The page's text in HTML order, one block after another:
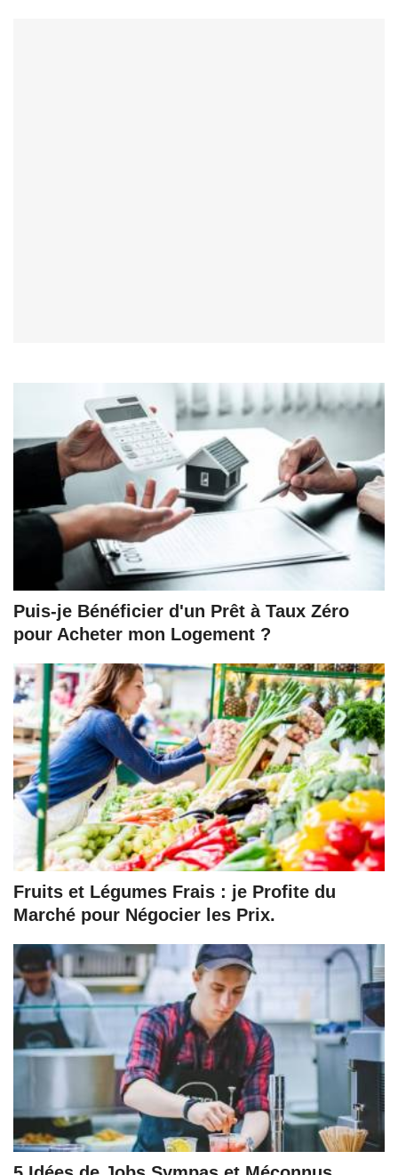
Puis-je Bénéficier d'un Prêt à Taux Zéro
pour Acheter mon Logement ?
Fruits et Légumes Frais : je Profite du
Marché pour Négocier les Prix.